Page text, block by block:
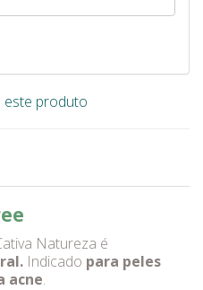
este produto
Natureza é
Indicado para peles
acne.